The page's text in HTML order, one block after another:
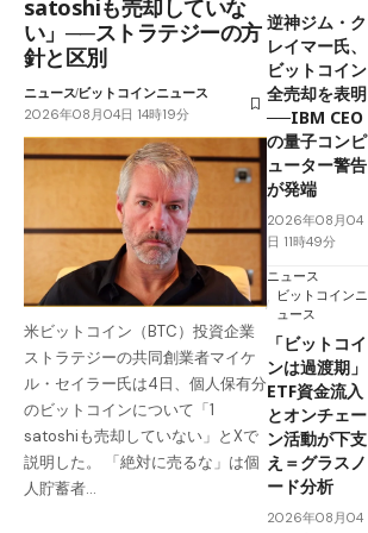
satoshiも売却していな
い」──ストラテジーの方
針と区別
ニュースビットコインニュース
2026年08月04日 14時19分
米ビットコイン（BTC）投資企業
ストラテジーの共同創業者マイケ
ル・セイラー氏は4日、個人保有分
のビットコインについて「1
satoshiも売却していない」とXで
説明した。 「絶対に売るな」は個
人貯蓄者…
逆神ジム・ク
レイマー氏、
ビットコイン
全売却を表明
──IBM CEO
の量子コンピ
ューター警告
が発端
2026年08月04
日 11時49分
ニュース
ビットコインニ
ュース
「ビットコイ
ンは過渡期」
ETF資金流入
とオンチェー
ン活動が下支
え＝グラスノ
ード分析
2026年08月04